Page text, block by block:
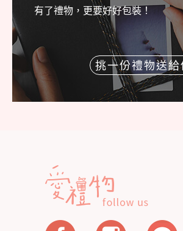
有了禮物，更要好好包裝！
挑一份禮物送給